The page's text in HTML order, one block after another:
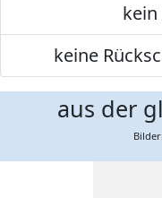
keine
aus der
Bilder: